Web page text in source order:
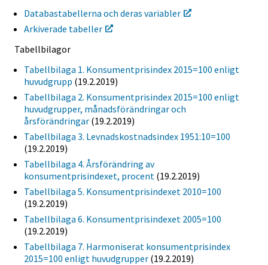
Databastabellerna och deras variabler
Arkiverade tabeller
Tabellbilagor
Tabellbilaga 1. Konsumentprisindex 2015=100 enligt
huvudgrupp (19.2.2019)
Tabellbilaga 2. Konsumentprisindex 2015=100 enligt
huvudgrupper, månadsförändringar och
årsförändringar (19.2.2019)
Tabellbilaga 3. Levnadskostnadsindex 1951:10=100
(19.2.2019)
Tabellbilaga 4. Årsförändring av
konsumentprisindexet, procent (19.2.2019)
Tabellbilaga 5. Konsumentprisindexet 2010=100
(19.2.2019)
Tabellbilaga 6. Konsumentprisindexet 2005=100
(19.2.2019)
Tabellbilaga 7. Harmoniserat konsumentprisindex
2015=100 enligt huvudgrupper (19.2.2019)